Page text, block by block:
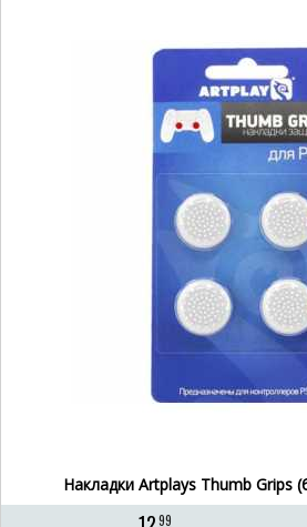
Накладки Artplays Thumb Grips
99